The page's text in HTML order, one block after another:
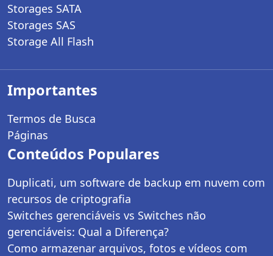
Storages SATA
Storages SAS
Storage All Flash
Importantes
Termos de Busca
Páginas
Conteúdos Populares
Duplicati, um software de backup em nuvem com
recursos de criptografia
Switches gerenciáveis vs Switches não
gerenciáveis: Qual a Diferença?
Como armazenar arquivos, fotos e vídeos com